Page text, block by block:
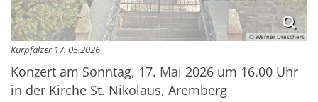
© Werner Dreschers
Kurpfälzer 17. 05.2026
Konzert am Sonntag, 17. Mai 2026 um 16.00 Uhr
in der Kirche St. Nikolaus, Aremberg